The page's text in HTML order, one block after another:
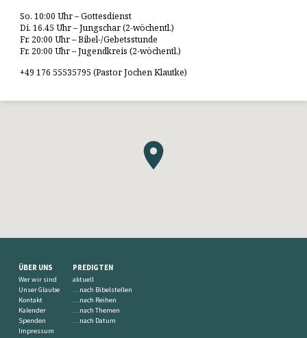
So. 10:00 Uhr – Gottesdienst
Di. 16.45 Uhr – Jungschar (2-wöchentl.)
Fr. 20:00 Uhr – Bibel-/Gebetsstunde
Fr. 20:00 Uhr – Jugendkreis (2-wöchentl.)
+49 176 55535795 (Pastor Jochen Klautke)
ÜBER UNS
Wer wir sind
Unser Glaube
Kontakt
Kalender
Spenden
Impressum
PREDIGTEN
aktuell
…nach Bibelstellen
…nach Reihen
…nach Themen
…nach Datum